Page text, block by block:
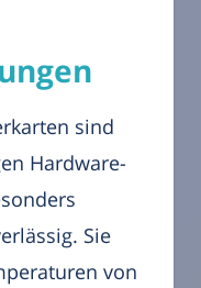
sind
Hardware-
Sie
von